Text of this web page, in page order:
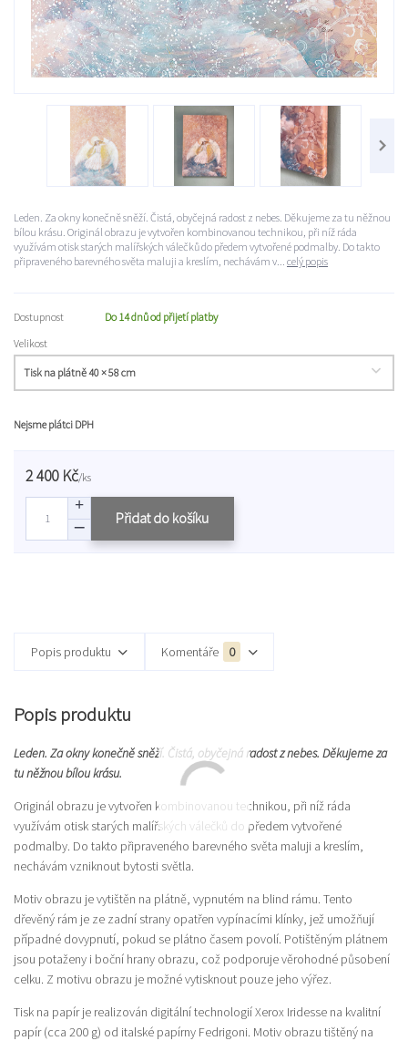
Leden. Za okny konečně sněží. Čistá, obyčejná radost z nebes. Děkujeme za tu něžnou
bílou krásu. Originál obrazu je vytvořen kombinovanou technikou, při níž ráda
využívám otisk starých malířských válečků do předem vytvořené podmalby. Do takto
připraveného barevného světa maluji a kreslím, nechávám v... celý popis
Dostupnost
Do 14 dnů od přijetí platby
Velikost
Nejsme plátci DPH
2 400 Kč/ks
Přidat do košíku
Popis produktu Komentáře 0
Popis produktu
Leden. Za okny konečně sněží. Čistá, obyčejná radost z nebes. Děkujeme za
tu něžnou bílou krásu.
Originál obrazu je vytvořen kombinovanou technikou, při níž ráda
využívám otisk starých malířských válečků do předem vytvořené
podmalby. Do takto připraveného barevného světa maluji a kreslím,
nechávám vzniknout bytosti světla.
Motiv obrazu je vytištěn na plátně, vypnutém na blind rámu. Tento
dřevěný rám je ze zadní strany opatřen vypínacími klínky, jež umožňují
případné dovypnutí, pokud se plátno časem povolí. Potištěným plátnem
jsou potaženy i boční hrany obrazu, což podporuje věrohodné působení
celku. Z motivu obrazu je možné vytisknout pouze jeho výřez.
Tisk na papír je realizován digitální technologií Xerox Iridesse na kvalitní
papír (cca 200 g) od italské papírny Fedrigoni. Motiv obrazu tištěný na